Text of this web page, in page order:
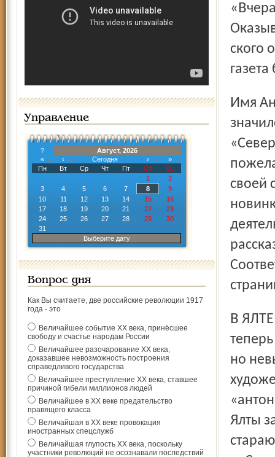
Управление
?
Август, 2026
«
‹ Сегодня ›
»
Пн
Вт Ср Чт Пт Сб
Вс
1
2
3
4 5 6 7 8
9
10
11 12 13 14 15
16
17
18 19 20 21 22
23
24
25 26 27 28 29
30
31
Выберите дату
Вопрос дня
Как Вы считаете, две российские революции 1917
года - это
Величайшее событие ХХ века, принёсшее
свободу и счастье народам России
Величайшее разочарование ХХ века,
доказавшее невозможность построения
справедливого государства
Величайшее преступление ХХ века, ставшее
причиной гибели миллионов людей
Величайшее в ХХ веке предательство
правящего класса
Величайшая в ХХ веке провокация
иностранных спецслужб
Величайшая глупость ХХ века, поскольку
участники революций не осознавали последствий
«Вчера прилетел ко мне радостный редактор.
ского
Имя Антона Павловича Чехова уже с первого номера
своей
В ЯЛТЕ УРОЖАЙ НА «АНТОНОВКИ». В Ялте, где живет
но
Ялты